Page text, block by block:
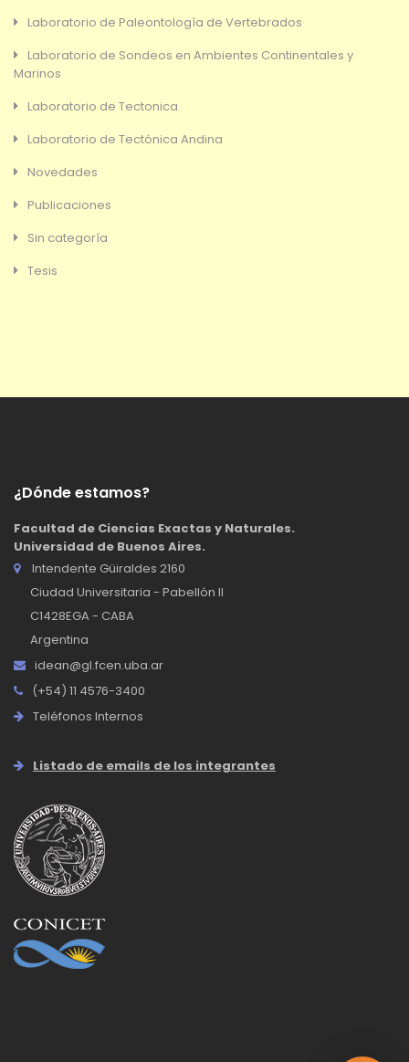
Laboratorio de Paleontología de Vertebrados
Laboratorio de Sondeos en Ambientes Continentales y
Marinos
Laboratorio de Tectonica
Laboratorio de Tectónica Andina
Novedades
Publicaciones
Sin categoría
Tesis
¿Dónde estamos?
Facultad de Ciencias Exactas y Naturales.
Universidad de Buenos Aires.
Intendente Güiraldes 2160
Ciudad Universitaria - Pabellón II
C1428EGA - CABA
Argentina
idean@gl.fcen.uba.ar
(+54) 11 4576-3400
Teléfonos Internos
Listado de emails de los integrantes